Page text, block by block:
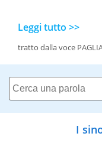
Leggi tutto >>
tratto dalla voce
I